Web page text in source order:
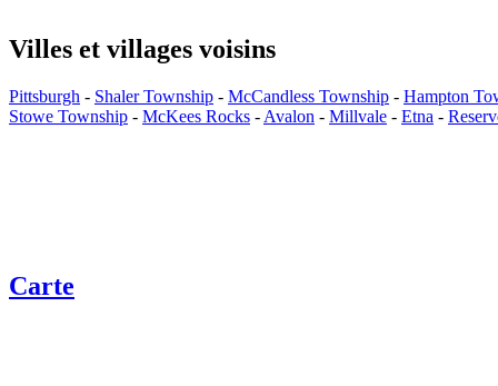
Villes et villages voisins
Pittsburgh - Shaler Township - McCandless Township - Hampton
Stowe Township - McKees Rocks - Avalon - Millvale - Etna -
Carte